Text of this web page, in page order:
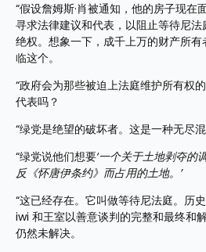
“假设詹姆斯·肖被通知，他的房子现在
寻求法律建议和代表，以阻止等待尼
绝权。想象一下，成千上万的财产所
临这个。
“政府会为那些被迫上法庭维护所有权
代表吗？
“绿党是绝望的破坏者。这是一种无尽
“绿党说他们想要‘一个关于土地剥夺的
反《怀唐伊条约》而占用的土地。’
“这已经存在。它叫做等待尼法庭。历
iwi 和王室以善意谈判的完整和最终和
仍然未解决。